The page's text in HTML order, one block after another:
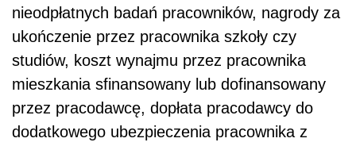
nieodpłatnych badań pracowników, nagrody za
ukończenie przez pracownika szkoły czy
studiów, koszt wynajmu przez pracownika
mieszkania sfinansowany lub dofinansowany
przez pracodawcę, dopłata pracodawcy do
dodatkowego ubezpieczenia pracownika z